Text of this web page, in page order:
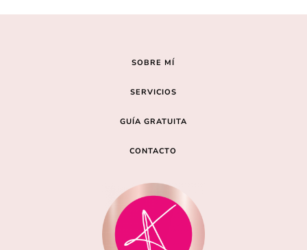
SOBRE MÍ
SERVICIOS
GUÍA GRATUITA
CONTACTO